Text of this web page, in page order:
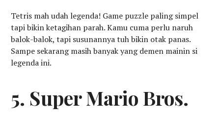
Tetris mah udah legenda! Game puzzle paling simpel
tapi bikin ketagihan parah. Kamu cuma perlu naruh
balok-balok, tapi susunannya tuh bikin otak panas.
Sampe sekarang masih banyak yang demen mainin si
legenda ini.
5. Super Mario Bros.